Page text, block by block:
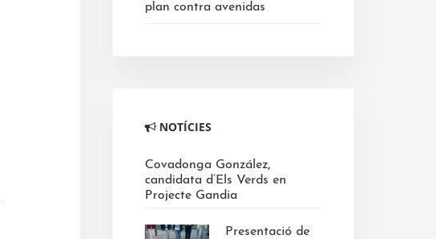
plan contra avenidas
NOTÍCIES
Covadonga González,
candidata d’Els Verds en
Projecte Gandia
Presentació de